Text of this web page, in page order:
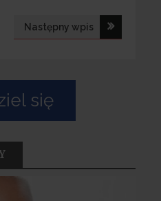
Następny wpis
się